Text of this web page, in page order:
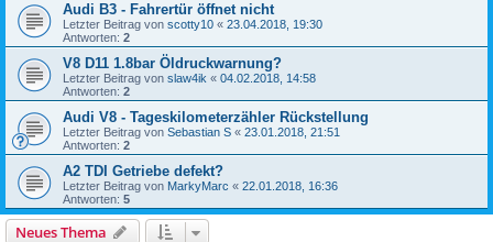
Audi B3 - Fahrertür öffnet nicht
Letzter Beitrag von scotty10 « 23.04.2018, 19:30
Antworten: 2
V8 D11 1.8bar Öldruckwarnung?
Letzter Beitrag von slaw4ik « 04.02.2018, 14:58
Antworten: 2
Audi V8 - Tageskilometerzähler Rückstellung
Letzter Beitrag von Sebastian S « 23.01.2018, 21:51
Antworten: 2
A2 TDI Getriebe defekt?
Letzter Beitrag von MarkyMarc « 22.01.2018, 16:36
Antworten: 5
Neues Thema